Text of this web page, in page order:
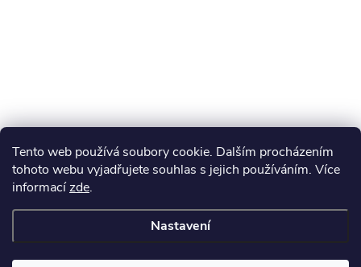
Tento web používá soubory cookie. Dalším procházením
tohoto webu vyjadřujete souhlas s jejich používáním. Více
informacízde.
Nastavení